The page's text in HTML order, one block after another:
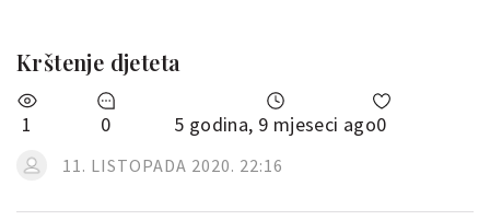
Krštenje djeteta
1 0 5 godina, 9 mjeseci ago0
11. LISTOPADA 2020. 22:16